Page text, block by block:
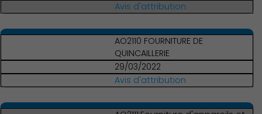
Avis d'attribution
AO2110 FOURNITURE DE
QUINCAILLERIE
29/03/2022
Avis d'attribution